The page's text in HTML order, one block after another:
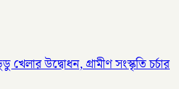
খেলার উদ্বোধন, গ্রামীণ সংস্কৃতি চর্চার